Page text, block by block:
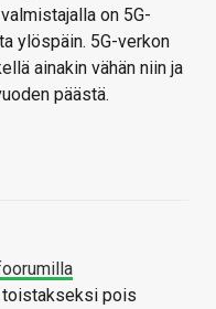
on 5G-
ylöspäin. 5G-verkon
ainakin vähän niin ja
päästä.
pois